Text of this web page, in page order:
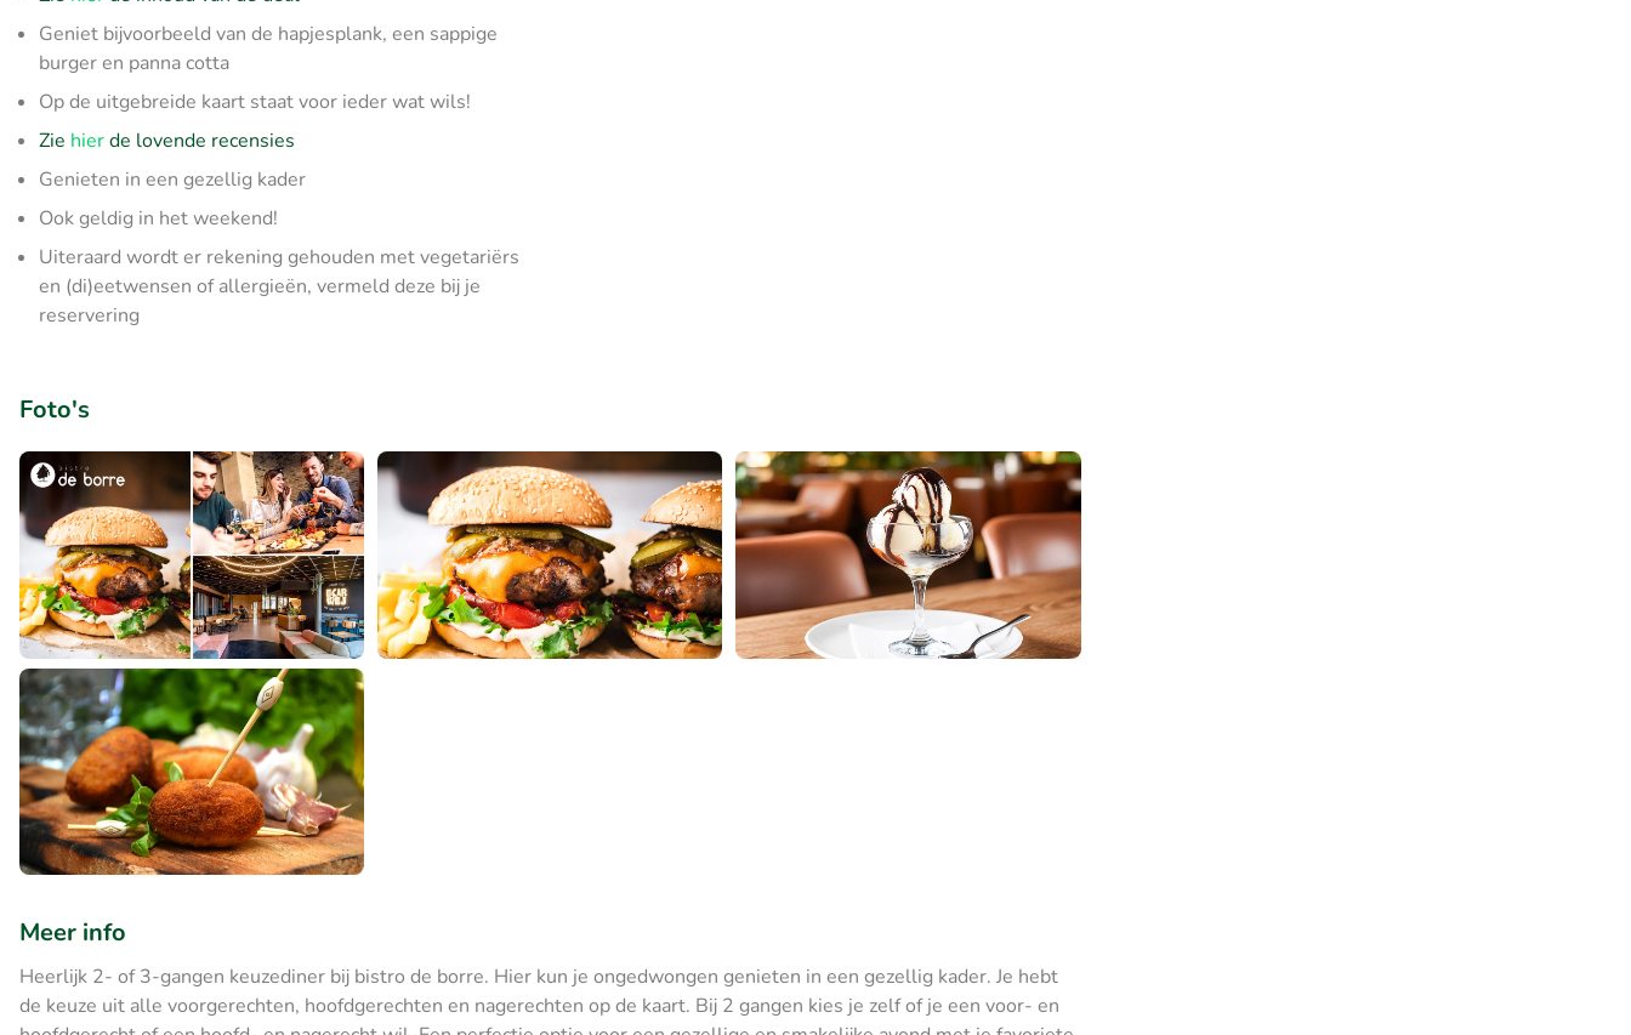
Geniet bijvoorbeeld van de hapjesplank, een sappige
burger en panna cotta
Op de uitgebreide kaart staat voor ieder wat wils!
Zie hierde lovende recensies
Genieten in een gezellig kader
Ook geldig in het weekend!
Uiteraard wordt er rekening gehouden met vegetariërs
en (di)eetwensen of allergieën, vermeld deze bij je
reservering
Foto's
Meer info
Heerlijk 2- of 3-gangen keuzediner bij bistro de borre. Hier kun je ongedwongen genieten in een gezellig kader. Je hebt
de keuze uit alle voorgerechten, hoofdgerechten en nagerechten op de kaart. Bij 2 gangen kies je zelf of je een voor- en